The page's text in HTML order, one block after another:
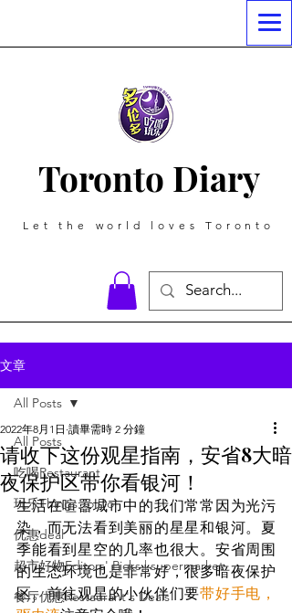
Toronto Diary
Let the world loves Toronto
文章
All Posts
吃喝Restaurant
玩乐Things To Do
优惠deal
超市好物Editors' Picks | supermarket
餐厅优惠Restaurant's Deals
All Posts
请收下这份观星指南，安省8大暗
夜保护区带你看银河！
2022年8月1日 讀畢需時 2 分鐘
生活在喧嚣城市中的我们常常因为光污
染，而无法看到美丽的星星和银河。夏
季能看到星空的几率也很大。安省周围
的生态环境也是非常好，很多暗夜保护
区。前往观星的小伙伴们要带好手电，